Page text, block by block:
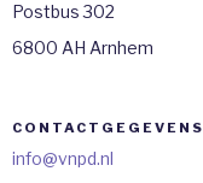
Postbus 302
6800 AH Arnhem
CONTACTGEGEVENS
ofni@vnpd.nl